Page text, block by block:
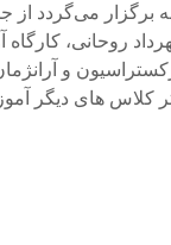
می‌گردد از
روحانی، کارگاه
و
کلاس های دیگر